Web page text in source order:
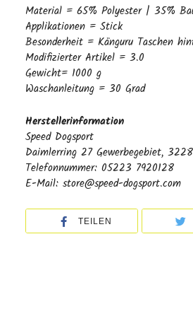
Material = 65% Polyester | 35%
Applikationen = Stick
Besonderheit = Känguru Taschen
Modifizierter Artikel = 3.0
Gewicht= 1000 g
Waschanleitung = 30 Grad
Herstellerinformation
Speed Dogsport
Daimlerring 27 Gewerbegebiet,
Telefonnummer: 05223 7920128
E-Mail: store@speed-dogsport.com
TEILEN